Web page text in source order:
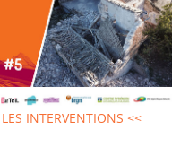
INTERVENTIONS <<